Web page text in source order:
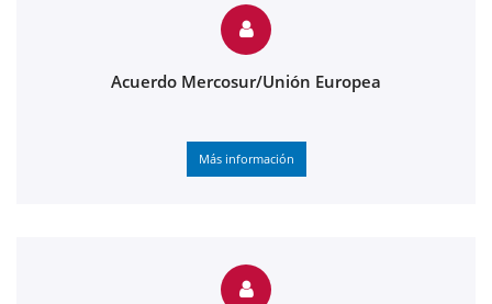
Acuerdo Mercosur/Unión Europea
Más información